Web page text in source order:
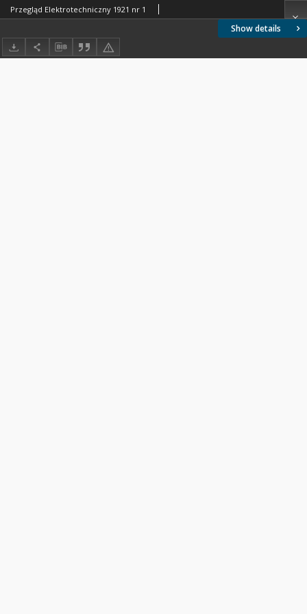
Show details
Przegląd Elektrotechniczny 1921 nr 1